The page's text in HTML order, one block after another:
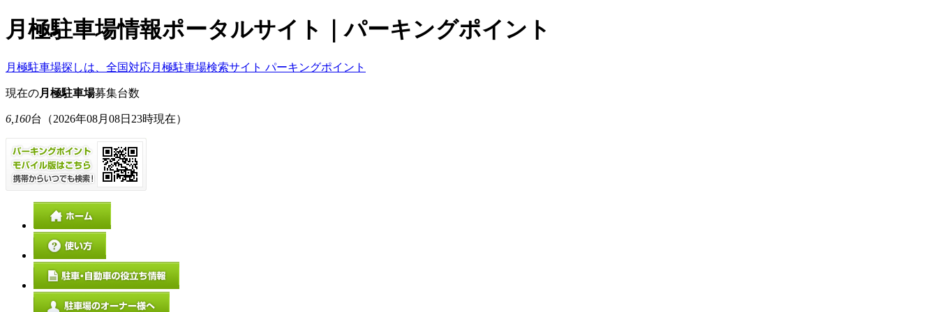
月極駐車場情報ポータルサイト｜パーキングポイント
月極駐車場探しは、全国対応月極駐車場検索サイト パーキングポイント
現在の月極駐車場募集台数
6,160台 （2026年08月08日23時現在）